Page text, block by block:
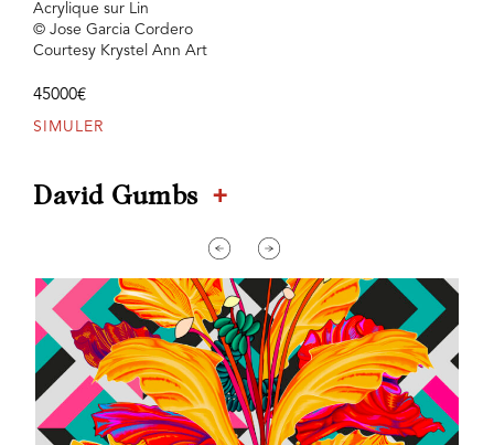
Acrylique sur Lin
© Jose Garcia Cordero
Courtesy Krystel Ann Art
45000€
SIMULER
David Gumbs +